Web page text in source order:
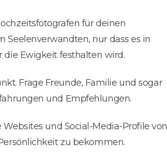
für deinen
Seelenverwandten, nur dass es in
die Ewigkeit festhalten wird.
Frage Freunde, Familie und sogar
und Empfehlungen.
und Social-Media-Profile von
zu bekommen.